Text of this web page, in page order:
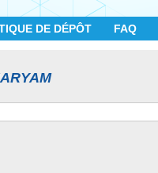
DE DÉPÔT FAQ